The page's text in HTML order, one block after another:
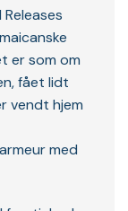
er som om
fået lidt
vendt hjem
med